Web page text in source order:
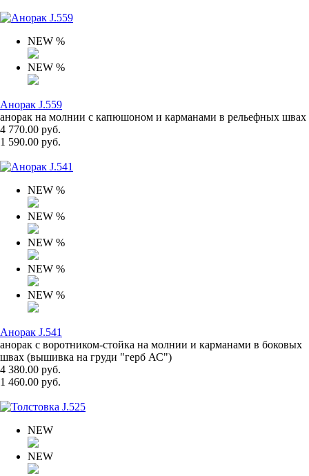
NEW %
NEW %
Анорак J.559
анорак на молнии с капюшоном и карманами в рельефных швах
4 770.00 руб.
1 590.00 руб.
NEW %
NEW %
NEW %
NEW %
NEW %
Анорак J.541
анорак с воротником-стойка на молнии и карманами в боковых
швах (вышивка на груди "герб АС")
4 380.00 руб.
1 460.00 руб.
NEW
NEW